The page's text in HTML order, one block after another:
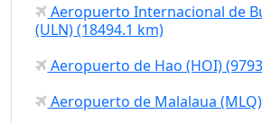
Aeropuerto Internacional de
(ULN) (18494.1 km)
Aeropuerto de Hao (HOI)
Aeropuerto de Malalaua